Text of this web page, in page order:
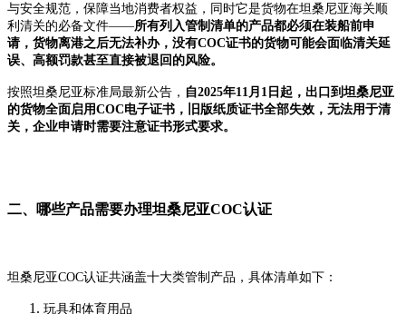
与安全规范，保障当地消费者权益，同时它是货物在坦桑尼亚海关顺
利清关的必备文件——所有列入管制清单的产品都必须在装船前申
请，货物离港之后无法补办，没有COC证书的货物可能会面临清关延
误、高额罚款甚至直接被退回的风险。
按照坦桑尼亚标准局最新公告， 自2025年11月1日起，出口到坦桑尼亚
的货物全面启用COC电子证书，旧版纸质证书全部失效，无法用于清
关，企业申请时需要注意证书形式要求。
二、哪些产品需要办理坦桑尼亚COC认证
坦桑尼亚COC认证共涵盖十大类管制产品，具体清单如下：
玩具和体育用品